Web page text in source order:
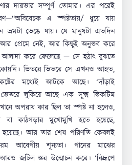
দায়ভার সম্পূর্ণ তোমার। এর পরেই
এ স্পষ্টতায়/ ধুয়ে যায়
ভ্রমটা ভেঙে যায়। যে মানুষটা এতদিন
আর প্রেমে নেই, আর কিছুই অনুভব করে
করে ফেলেছে — সে হঠাৎ বুঝতে
ভিতরে ভিতরে সে এখনও আহত,
মধ্যেই আটকে আছে। ‘দাঁড়াই
লুকিয়ে আছে এক সূক্ষ্ম ভিকটিম
অপরাধ কার ছিল তা স্পষ্ট না হলেও,
বা কাঠগড়ার মুখোমুখি হতে হয়েছে,
হয়েছে। আর তার শেষ পরিণতি কেবলই
আবেগীয় শূন্যতা। গানের মাঝের
জটিল স্তর উন্মোচন করে। ‘বিদ্রূপে